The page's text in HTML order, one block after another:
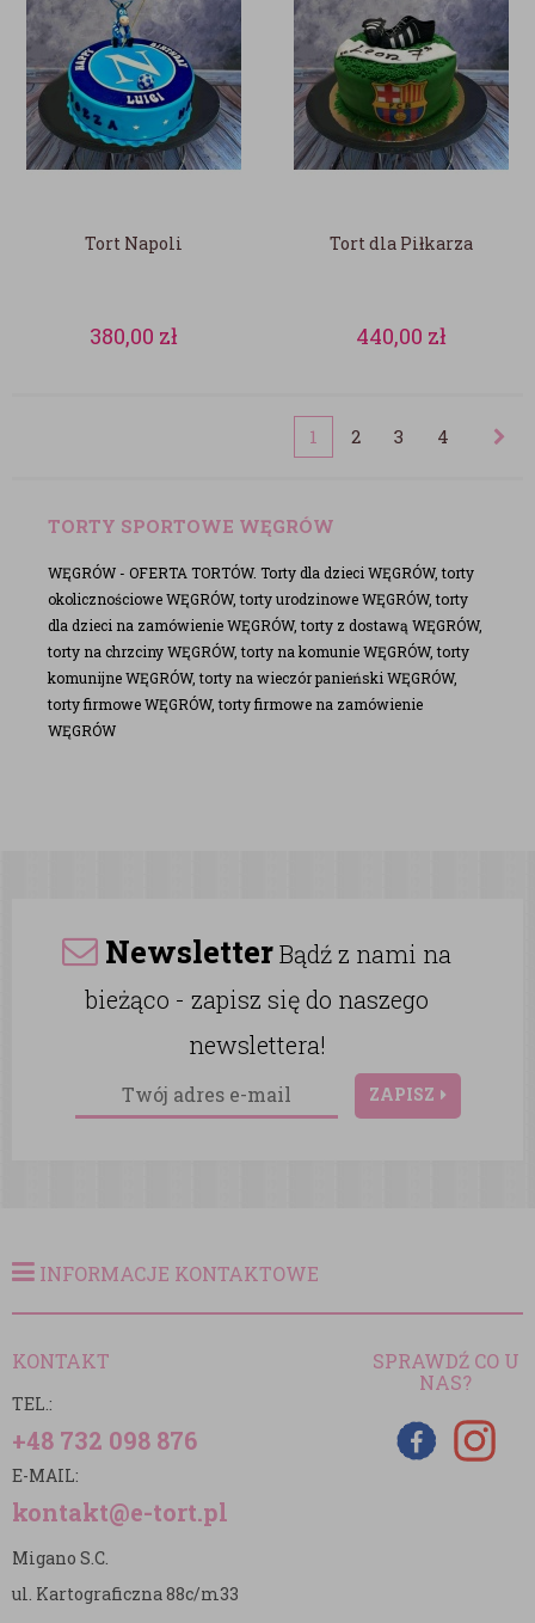
Tort Napoli
380,00 zł
Tort dla Piłkarza
440,00 zł
1 2 3 4
TORTY SPORTOWE WĘGRÓW
WĘGRÓW - OFERTA TORTÓW. Torty dla dzieci WĘGRÓW, torty
okolicznościowe WĘGRÓW, torty urodzinowe WĘGRÓW, torty
dla dzieci na zamówienie WĘGRÓW, torty z dostawą WĘGRÓW,
torty na chrzciny WĘGRÓW, torty na komunie WĘGRÓW, torty
komunijne WĘGRÓW, torty na wieczór panieński WĘGRÓW,
torty firmowe WĘGRÓW, torty firmowe na zamówienie
WĘGRÓW
NewsletterBądź z nami na
bieżąco - zapisz się do naszego
newslettera!
ZAPISZ
INFORMACJE KONTAKTOWE
KONTAKT
TEL.:
+48 732 098 876
E-MAIL:
kontakt@e-tort.pl
Migano S.C.
ul. Kartograficzna 88c/m33
SPRAWDŹ CO U
NAS?